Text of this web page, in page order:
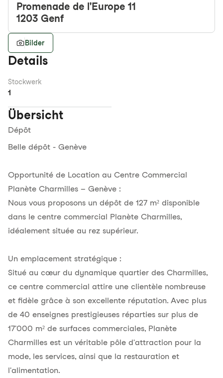
Promenade de l'Europe 11
1203 Genf
Bilder
Details
Stockwerk
1
Übersicht
Dépôt
Belle dépôt - Genève
Opportunité de Location au Centre Commercial
Planète Charmilles – Genève :
Nous vous proposons un dépôt de 127 m² disponible
dans le centre commercial Planète Charmilles,
idéalement située au rez supérieur.
Un emplacement stratégique :
Situé au cœur du dynamique quartier des Charmilles,
ce centre commercial attire une clientèle nombreuse
et fidèle grâce à son excellente réputation. Avec plus
de 40 enseignes prestigieuses réparties sur plus de
17'000 m² de surfaces commerciales, Planète
Charmilles est un véritable pôle d'attraction pour la
mode, les services, ainsi que la restauration et
l'alimentation.